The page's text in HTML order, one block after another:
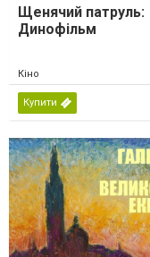
Щенячий патруль:
Динофільм
Кіно
Купити